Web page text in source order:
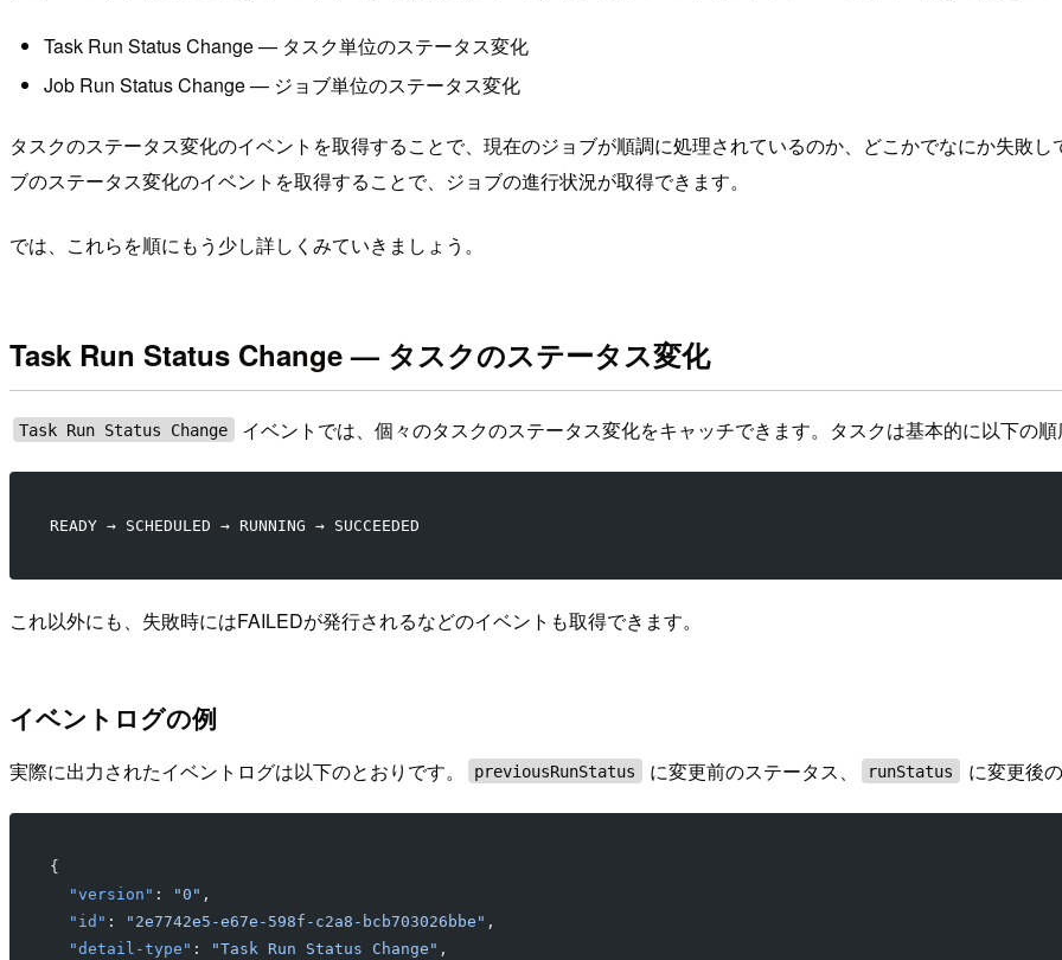
Task Run Status Change — タスク単位のステータス変化
Job Run Status Change — ジョブ単位のステータス変化
タスクのステータス変化のイベントを取得することで、現在のジョブが順調に処理されているのか、どこかでなにか失敗
ブのステータス変化のイベントを取得することで、ジョブの進行状況が取得できます。
では、これらを順にもう少し詳しくみていきましょう。
Task Run Status Change — タスクのステータス変化
Task Run Status Change イベントでは、個々のタスクのステータス変化をキャッチできます。タスクは基本的に以下の
READY → SCHEDULED → RUNNING → SUCCEEDED
これ以外にも、失敗時にはFAILEDが発行されるなどのイベントも取得できます。
イベントログの例
実際に出力されたイベントログは以下のとおりです。 previousRunStatus に変更前のステータス、 runStatus に変更後
{
  "version"
: "0" ,
  "id"
: "2e7742e5-e67e-598f-c2a8-bcb703026bbe" ,
  "detail-type"
: "Task Run Status Change" ,